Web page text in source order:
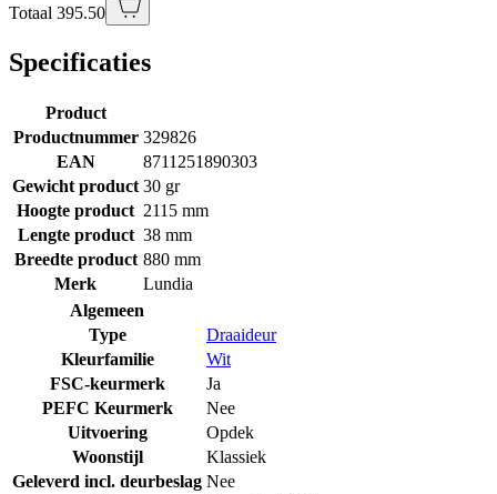
Totaal 395.50
Specificaties
Product
Productnummer 329826
EAN
8711251890303
Gewicht product 30 gr
Hoogte product 2115 mm
Lengte product 38 mm
Breedte product 880 mm
Merk
Lundia
Algemeen
Type
Draaideur
Kleurfamilie
Wit
FSC-keurmerk
Ja
PEFC Keurmerk
Nee
Uitvoering
Opdek
Woonstijl
Klassiek
Geleverd incl. deurbeslag Nee